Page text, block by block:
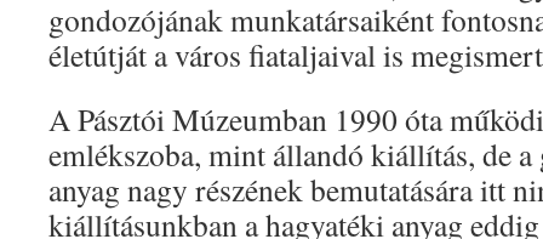
gondozójának munkatársaiként
életútját a város fiataljaival is
A Pásztói Múzeumban 1990 óta
emlékszoba, mint állandó kiállítás, de a
anyag nagy részének bemutatására itt
kiállításunkban a hagyatéki anyag